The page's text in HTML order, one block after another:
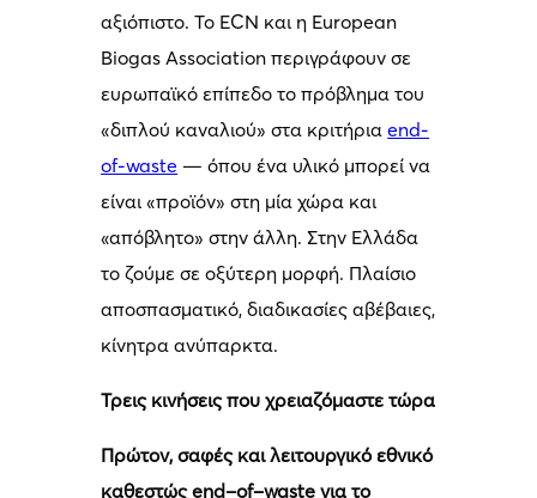
αξιόπιστο. Το ECN και η European
Biogas Association περιγράφουν σε
ευρωπαϊκό επίπεδο το πρόβλημα του
«διπλού καναλιού» στα κριτήριαend-
of-waste — όπου ένα υλικό μπορεί να
είναι «προϊόν» στη μία χώρα και
«απόβλητο» στην άλλη. Στην Ελλάδα
το ζούμε σε οξύτερη μορφή. Πλαίσιο
αποσπασματικό, διαδικασίες αβέβαιες,
κίνητρα ανύπαρκτα.
Τρεις κινήσεις που χρειαζόμαστε τώρα
Πρώτον, σαφές και λειτουργικό εθνικό
καθεστώςend–of–waste για το